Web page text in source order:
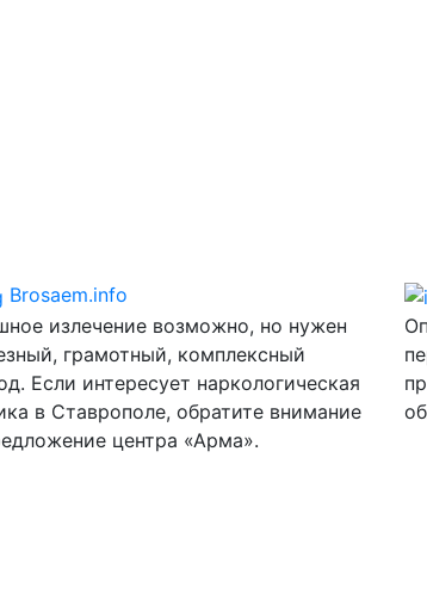
Brosaem.info
излечение возможно, но нужен
грамотный, комплексный
Если интересует наркологическая
в Ставрополе, обратите внимание
центра «Арма».